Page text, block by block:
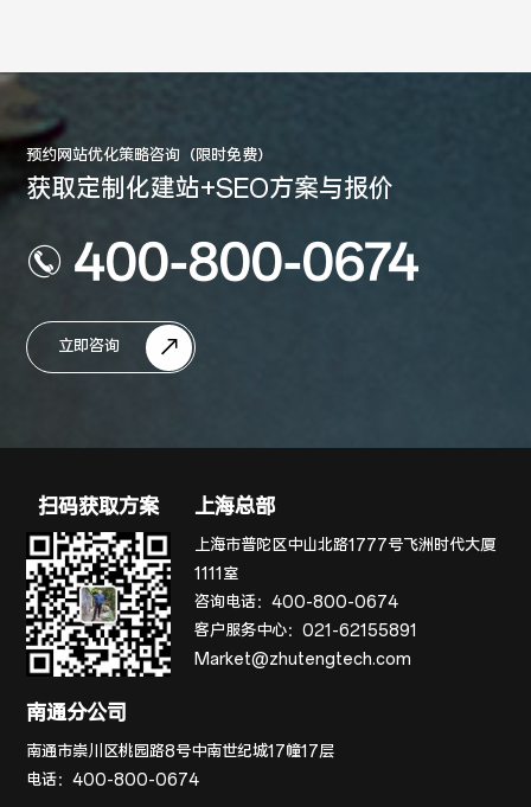
预约网站优化策略咨询（限时免费）
获取定制化建站+SEO方案与报价
400-800-0674
立即咨询
扫码获取方案 上海总部
上海市普陀区中山北路1777号飞洲时代大厦
1111室
咨询电话：400-800-0674
客户服务中心：021-62155891
Market@zhutengtech.com
南通分公司
南通市崇川区桃园路8号中南世纪城17幢17层
电话：400-800-0674